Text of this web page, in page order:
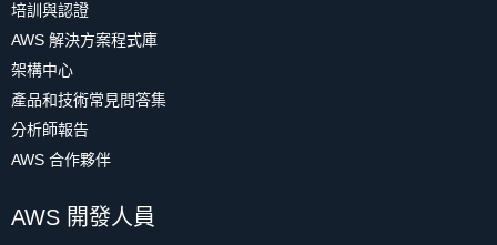
培訓與認證
AWS 解決方案程式庫
架構中心
產品和技術常見問答集
分析師報告
AWS 合作夥伴
AWS 開發人員